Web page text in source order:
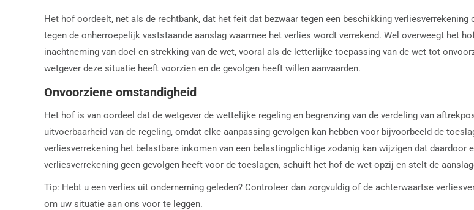
Het hof oordeelt, net als de rechtbank, dat het feit dat bezwaar tegen een beschikking
tegen de onherroepelijk vaststaande aanslag waarmee het verlies wordt verrekend. Wel overweegt het
inachtneming van doel en strekking van de wet, vooral als de letterlijke toepassing van de wet tot
wetgever deze situatie heeft voorzien en de gevolgen heeft willen aanvaarden.
Onvoorziene omstandigheid
Het hof is van oordeel dat de wetgever de wettelijke regeling en begrenzing van de verdeling van
uitvoerbaarheid van de regeling, omdat elke aanpassing gevolgen kan hebben voor bijvoorbeeld de
verliesverrekening het belastbare inkomen van een belastingplichtige zodanig kan wijzigen dat daardoor
verliesverrekening geen gevolgen heeft voor de toeslagen, schuift het hof de wet opzij en stelt de
Tip: Hebt u een verlies uit onderneming geleden? Controleer dan zorgvuldig of de achterwaartse
om uw situatie aan ons voor te leggen.